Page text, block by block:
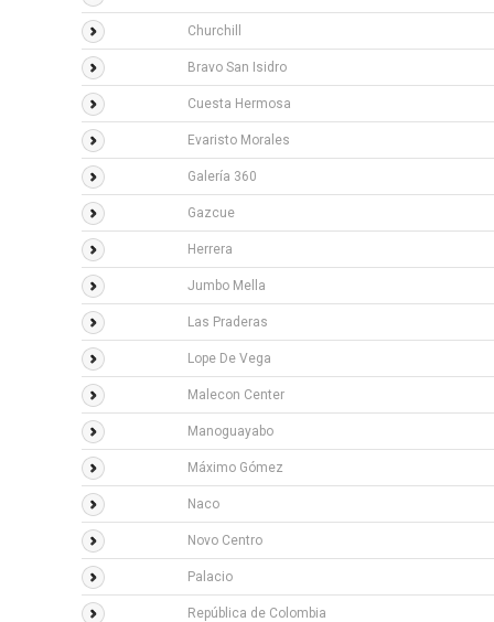
Churchill
Bravo San Isidro
Cuesta Hermosa
Evaristo Morales
Galería 360
Gazcue
Herrera
Jumbo Mella
Las Praderas
Lope De Vega
Malecon Center
Manoguayabo
Máximo Gómez
Naco
Novo Centro
Palacio
República de Colombia